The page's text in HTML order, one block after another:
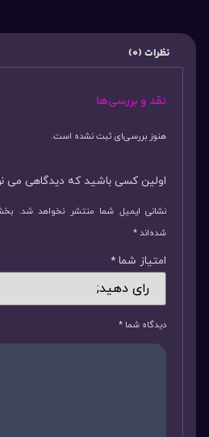
نظرات (0)
نقد و بررسی‌ها
هنوز بررسی‌ای ثبت نشده است.
اولین کسی باشید که دیدگاهی می
نشانی ایمیل شما منتشر نخواهد شد.
شده‌اند*
امتیاز شما *
دیدگاه شما *